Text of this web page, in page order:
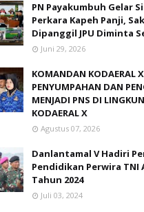
PN Payakumbuh Gelar
Perkara Kapeh Panji,
Dipanggil JPU Diminta
Juni 29, 2026
KOMANDAN KODAERAL
PENYUMPAHAN DAN
MENJADI PNS DI
KODAERAL X
Agustus 07, 2026
Danlantamal V Hadiri
Pendidikan Perwira TNI
Tahun 2024
Juli 03, 2024